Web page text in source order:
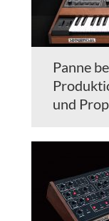
Panne
und